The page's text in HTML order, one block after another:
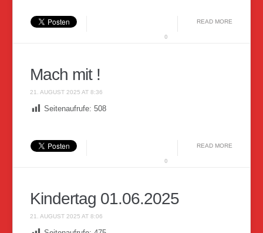
READ MORE
0
Mach mit !
21. AUGUST 2025 AT 8:36
Seitenaufrufe: 508
READ MORE
0
Kindertag 01.06.2025
21. AUGUST 2025 AT 8:06